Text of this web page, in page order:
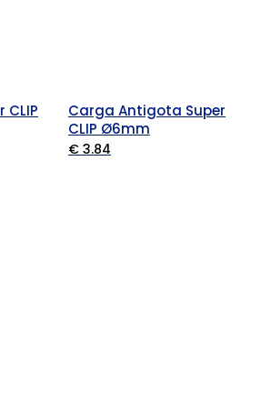
CLIP
Carga Antigota Super
CLIP Ø6mm
€ 3.84